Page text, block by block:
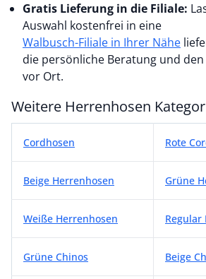
Gratis Lieferung in die Filiale:
Auswahl kostenfrei in eine
Walbusch-Filiale in Ihrer Nähe
die persönliche Beratung und
vor Ort.
Weitere Herrenhosen
Cordhosen Rote
Beige Herrenhosen Grüne
Weiße Herrenhosen Regular
Grüne Chinos Beige